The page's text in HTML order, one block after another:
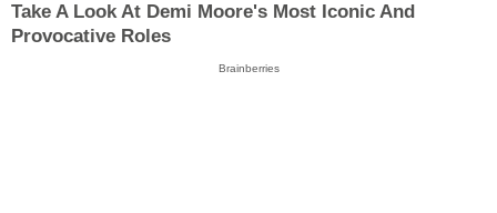
Take A Look At Demi Moore's Most Iconic And
Provocative Roles
Brainberries